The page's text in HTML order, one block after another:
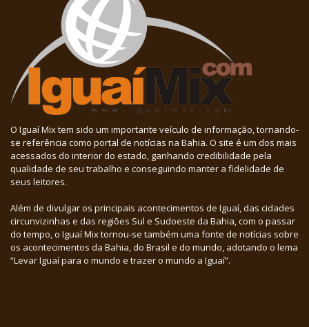
O Iguaí Mix tem sido um importante veículo de informação, tornando-
se referência como portal de notícias na Bahia. O site é um dos mais
acessados do interior do estado, ganhando credibilidade pela
qualidade de seu trabalho e conseguindo manter a fidelidade de
seus leitores.
Além de divulgar os principais acontecimentos de Iguaí, das cidades
circunvizinhas e das regiões Sul e Sudoeste da Bahia, com o passar
do tempo, o Iguaí Mix tornou-se também uma fonte de notícias sobre
os acontecimentos da Bahia, do Brasil e do mundo, adotando o lema
“Levar Iguaí para o mundo e trazer o mundo a Iguaí”.